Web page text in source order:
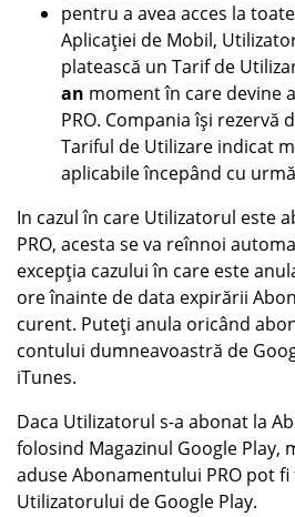
pentru a avea acces la
Aplicației de Mobil,
platească un Tarif de
an moment în care devine
PRO. Compania își rezervă
Tariful de Utilizare indicat
aplicabile începând cu
In cazul în care Utilizatorul este
PRO, acesta se va reînnoi
excepția cazului în care este
ore înainte de data expirării
curent. Puteți anula oricând
contului dumneavoastră de
iTunes.
Daca Utilizatorul s-a abonat la
folosind Magazinul Google Play,
aduse Abonamentului PRO pot
Utilizatorului de Google Play.